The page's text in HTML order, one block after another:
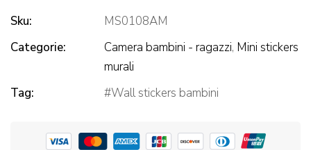
Sku:
MS0108AM
Categorie:
Camera bambini - ragazzi, Mini stickers
murali
Tag:
Wall stickers bambini